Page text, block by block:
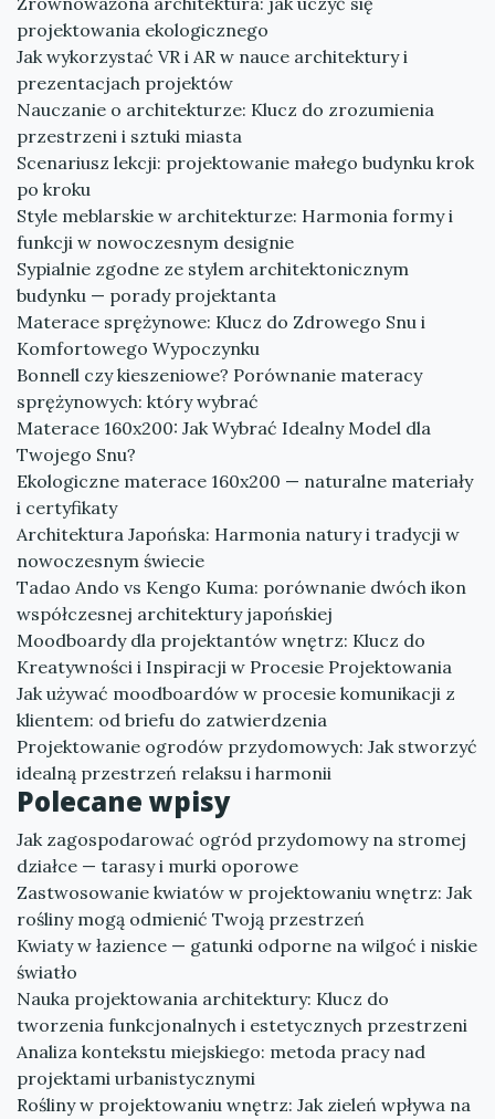
projektowania ekologicznego
Jak wykorzystać VR i AR w nauce architektury i
prezentacjach projektów
Nauczanie o architekturze: Klucz do zrozumienia
przestrzeni i sztuki miasta
Scenariusz lekcji: projektowanie małego budynku krok
po kroku
Style meblarskie w architekturze: Harmonia formy i
funkcji w nowoczesnym designie
Sypialnie zgodne ze stylem architektonicznym
budynku — porady projektanta
Materace sprężynowe: Klucz do Zdrowego Snu i
Komfortowego Wypoczynku
Bonnell czy kieszeniowe? Porównanie materacy
sprężynowych: który wybrać
Materace 160x200: Jak Wybrać Idealny Model dla
Twojego Snu?
Ekologiczne materace 160x200 — naturalne materiały
i certyfikaty
Architektura Japońska: Harmonia natury i tradycji w
nowoczesnym świecie
Tadao Ando vs Kengo Kuma: porównanie dwóch ikon
współczesnej architektury japońskiej
Moodboardy dla projektantów wnętrz: Klucz do
Kreatywności i Inspiracji w Procesie Projektowania
Jak używać moodboardów w procesie komunikacji z
klientem: od briefu do zatwierdzenia
Projektowanie ogrodów przydomowych: Jak stworzyć
idealną przestrzeń relaksu i harmonii
Polecane wpisy
Jak zagospodarować ogród przydomowy na stromej
działce — tarasy i murki oporowe
Zastwosowanie kwiatów w projektowaniu wnętrz: Jak
rośliny mogą odmienić Twoją przestrzeń
Kwiaty w łazience — gatunki odporne na wilgoć i niskie
światło
Nauka projektowania architektury: Klucz do
tworzenia funkcjonalnych i estetycznych przestrzeni
Analiza kontekstu miejskiego: metoda pracy nad
projektami urbanistycznymi
Rośliny w projektowaniu wnętrz: Jak zieleń wpływa na